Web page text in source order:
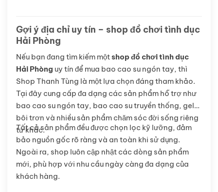
Gợi ý địa chỉ uy tín – shop đồ chơi tình dục
Hải Phòng
Nếu bạn đang tìm kiếm mộtshop đồ chơi tình dục
Hải Phòng uy tín để mua bao cao su ngón tay, thì
Shop Thanh Tùng là một lựa chọn đáng tham khảo.
Tại đây cung cấp đa dạng các sản phẩm hỗ trợ như
bao cao su ngón tay, bao cao su truyền thống, gel
bôi trơn và nhiều sản phẩm chăm sóc đời sống riêng
tư khác.
Tất cả sản phẩm đều được chọn lọc kỹ lưỡng, đảm
bảo nguồn gốc rõ ràng và an toàn khi sử dụng.
Ngoài ra, shop luôn cập nhật các dòng sản phẩm
mới, phù hợp với nhu cầu ngày càng đa dạng của
khách hàng.